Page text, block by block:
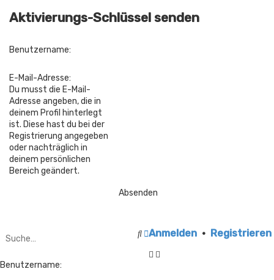
Aktivierungs-Schlüssel senden
Benutzername:
E-Mail-Adresse:
Du musst die E-Mail-
Adresse angeben, die in
deinem Profil hinterlegt
ist. Diese hast du bei der
Registrierung angegeben
oder nachträglich in
deinem persönlichen
Bereich geändert.
S E
w
Anmelden • Registrieren
Benutzername: